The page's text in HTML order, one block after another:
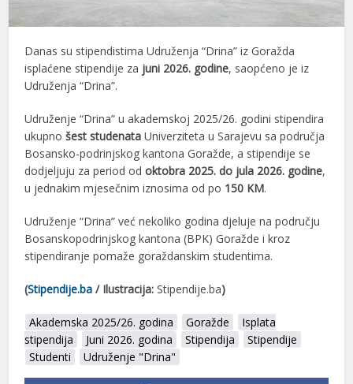
Danas su stipendistima Udruženja “Drina” iz Goražda
isplaćene stipendije za juni 2026. godine, saopćeno je iz
Udruženja “Drina”.
Udruženje “Drina” u akademskoj 2025/26. godini stipendira
ukupnošest studenata Univerziteta u Sarajevu sa područja
Bosansko-podrinjskog kantona Goražde, a stipendije se
dodjeljuju za period odoktobra 2025. do jula 2026. godine,
u jednakim mjesečnim iznosima od po 150 KM.
Udruženje “Drina” već nekoliko godina djeluje na području
Bosanskopodrinjskog kantona (BPK) Goražde i kroz
stipendiranje pomaže goraždanskim studentima.
(Stipendije.ba / Ilustracija:Stipendije.ba)
Akademska 2025/26. godina Goražde
Isplata
stipendija
Juni 2026. godina Stipendija
Stipendije
Studenti
Udruženje "Drina"